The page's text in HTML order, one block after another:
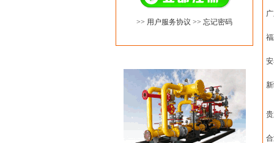
>> 用户服务协议 >> 忘记密码